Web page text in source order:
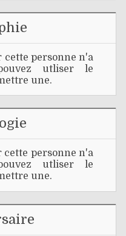
personne n'a
utliser le
une.
personne n'a
utliser le
une.